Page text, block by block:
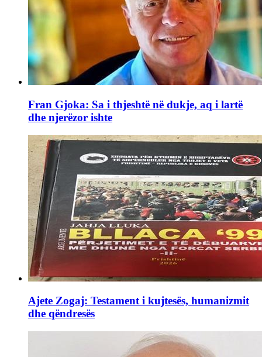
Fran Gjoka: Sa i thjeshtë në dukje, aq i lartë
dhe njerëzor ishte
Ajete Zogaj: Testament i kujtesës, humanizmit
dhe qëndresës